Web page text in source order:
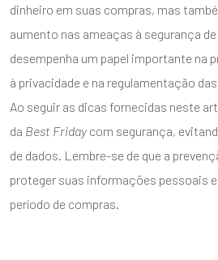
dinheiro em suas compras, mas
aumento nas ameaças à segurança
desempenha um papel importante na
à privacidade e na regulamentação
Ao seguir as dicas fornecidas neste
da Best Friday com segurança,
de dados. Lembre-se de que a
proteger suas informações pessoais
período de compras.